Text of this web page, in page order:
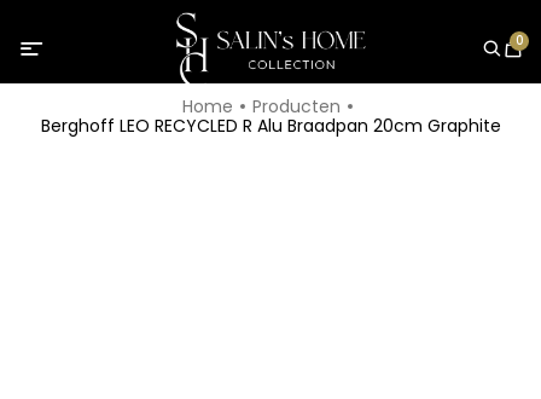
0
Home
Producten
Berghoff LEO RECYCLED R Alu Braadpan 20cm Graphite